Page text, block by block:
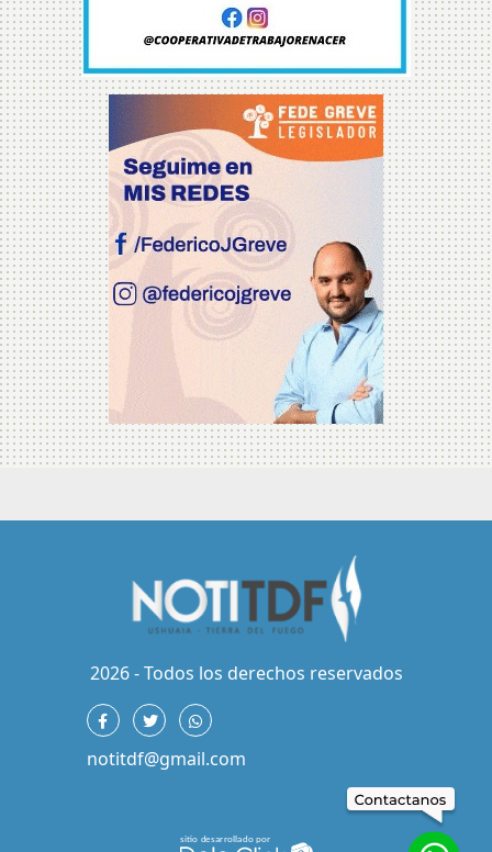
2026 - Todos los derechos reservados
notitdf@gmail.com